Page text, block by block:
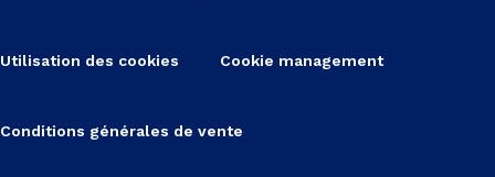
Utilisation des cookies Cookie management
Conditions générales de vente